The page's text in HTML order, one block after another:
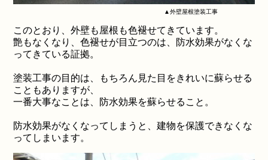
▲外壁屋根塗装工事
このとおり、外壁も屋根も色褪せてきています。
艶もなくなり、色褪せが目立つのは、防水効果がなくな
ってきている証拠。
塗装工事の目的は、もちろん見た目をきれいに蘇らせる
こともありますが、
一番大事なことは、防水効果を蘇らせること。
防水効果がなくなってしまうと、建物を保護できなくな
ってしまいます。